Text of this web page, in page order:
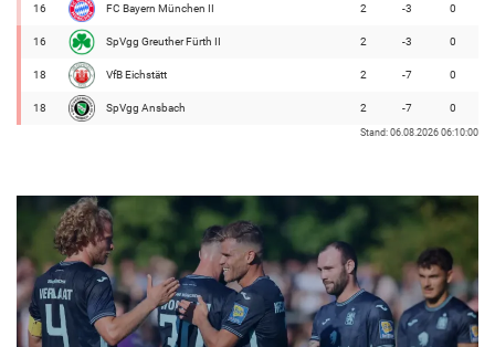
16 FC Bayern München II 2 -3 0
16 SpVgg Greuther Fürth II 2 -3 0
18 VfB Eichstätt 2 -7 0
18 SpVgg Ansbach 2 -7 0
Stand: 06.08.2026 06:10:00